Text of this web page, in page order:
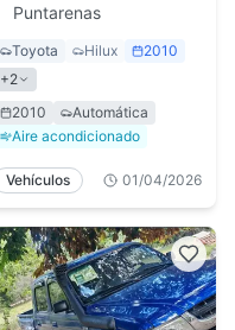
Puntarenas
Toyota Hilux
2010
+2
2010
Automática
Aire acondicionado
Vehículos 01/04/2026